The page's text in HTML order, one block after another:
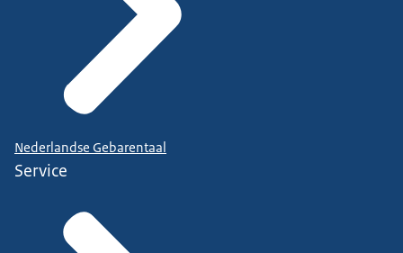
Nederlandse Gebarentaal
Service